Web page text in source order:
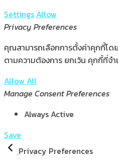
SettingsAllow
Privacy Preferences
คุณสามารถเลือกการตั้งค่าคุกกี้โด
ตามความต้องการ ยกเว้น คุกกี้ที่จำ
Allow All
Manage Consent Preferences
Always Active
Save
Privacy Preferences